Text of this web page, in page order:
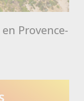
Provence-